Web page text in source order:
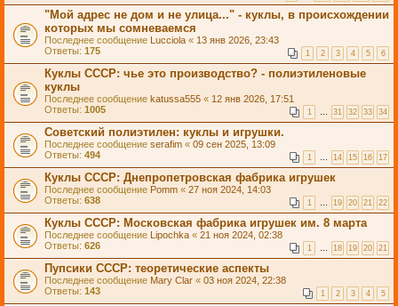
"Мой адрес не дом и не улица..." - куклы, в происхождении
которых мы сомневаемся
Последнее сообщение Lucciola « 13 янв 2026, 23:43
Ответы: 175 1 2 3 4 5 6
Куклы СССР: чье это производство? - полиэтиленовые
куклы
Последнее сообщение katussa555 « 12 янв 2026, 17:51
Ответы: 1005 1 … 31 32 33 34
Советский полиэтилен: куклы и игрушки.
Последнее сообщение serafim « 09 сен 2025, 13:09
Ответы: 494 1 … 14 15 16 17
Куклы СССР: Днепропетровская фабрика игрушек
Последнее сообщение Pomm « 27 ноя 2024, 14:03
Ответы: 638 1 … 19 20 21 22
Куклы СССР: Московская фабрика игрушек им. 8 марта
Последнее сообщение Lipochka « 21 ноя 2024, 02:38
Ответы: 626 1 … 18 19 20 21
Пупсики СССР: теоретические аспекты
Последнее сообщение Mary Clar « 03 ноя 2024, 22:38
Ответы: 143 1 2 3 4 5